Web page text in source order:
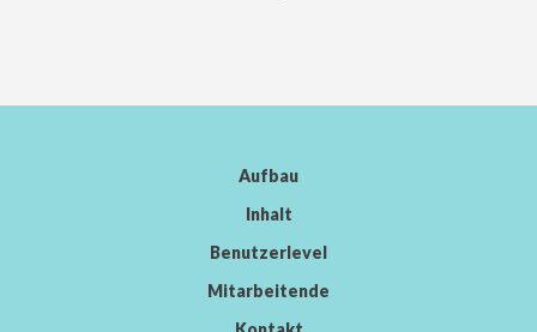
Aufbau
Inhalt
Benutzerlevel
Mitarbeitende